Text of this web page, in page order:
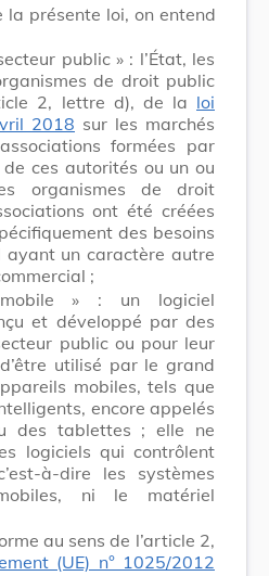
la présente loi, on entend
public » : l’État, les
de droit public
2, lettre d), de la loi
2018 sur les marchés
formées par
ces autorités ou un ou
organismes de droit
ont été créées
des besoins
ayant un caractère autre
;
» : un logiciel
et développé par des
public ou pour leur
utilisé par le grand
mobiles, tels que
encore appelés
des tablettes ; elle ne
logiciels qui contrôlent
à-dire les systèmes
ni le matériel
au sens de l’article 2,
(UE) n° 1025/2012